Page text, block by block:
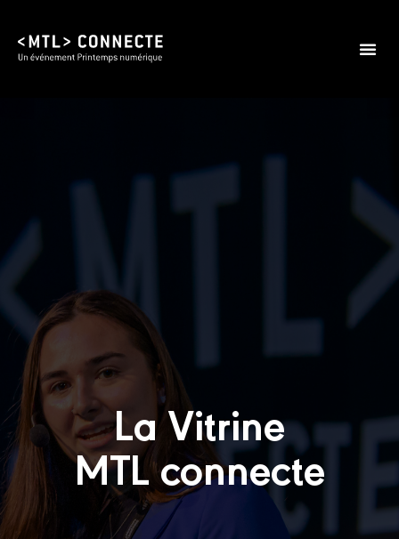
La Vitrine
MTL connecte